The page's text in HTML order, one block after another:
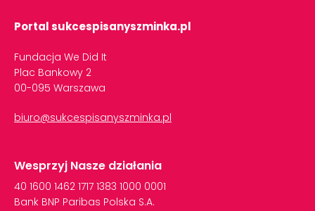
Portal sukcespisanyszminka.pl
Fundacja We Did It
Plac Bankowy 2
00-095 Warszawa
biuro@sukcespisanyszminka.pl
Wesprzyj Nasze działania
40 1600 1462 1717 1383 1000 0001
Bank BNP Paribas Polska S.A.